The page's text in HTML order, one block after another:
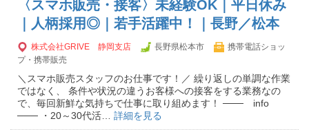
〈スマホ販売・接客〉未経験OK｜平日休み
｜人柄採用◎｜若手活躍中！｜長野／松本
株式会社GRIVE 静岡支店 長野県松本市
携帯電話ショッ
プ・携帯販売
＼スマホ販売スタッフのお仕事です！／ 繰り返しの単調な作業
ではなく、 条件や状況の違うお客様への接客をする業務なの
で、毎回新鮮な気持ちで仕事に取り組めます！ ─── info
─── ・20～30代活… 詳細を見る